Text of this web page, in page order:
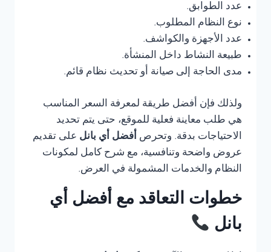
عدد الطوابق.
نوع النظام المطلوب.
عدد الأجهزة والكواشف.
طبيعة النشاط داخل المنشأة.
مدى الحاجة إلى صيانة أو تحديث نظام قائم.
ولذلك فإن أفضل طريقة لمعرفة السعر المناسب
هي طلب معاينة فعلية للموقع، حتى يتم تحديد
الاحتياجات بدقة. وتحرص أفضل أي بانل على تقديم
عروض واضحة وتنافسية، مع شرح كامل لمكونات
النظام والخدمات المشمولة في العرض.
خطوات التعاقد مع أفضل أي
بانل